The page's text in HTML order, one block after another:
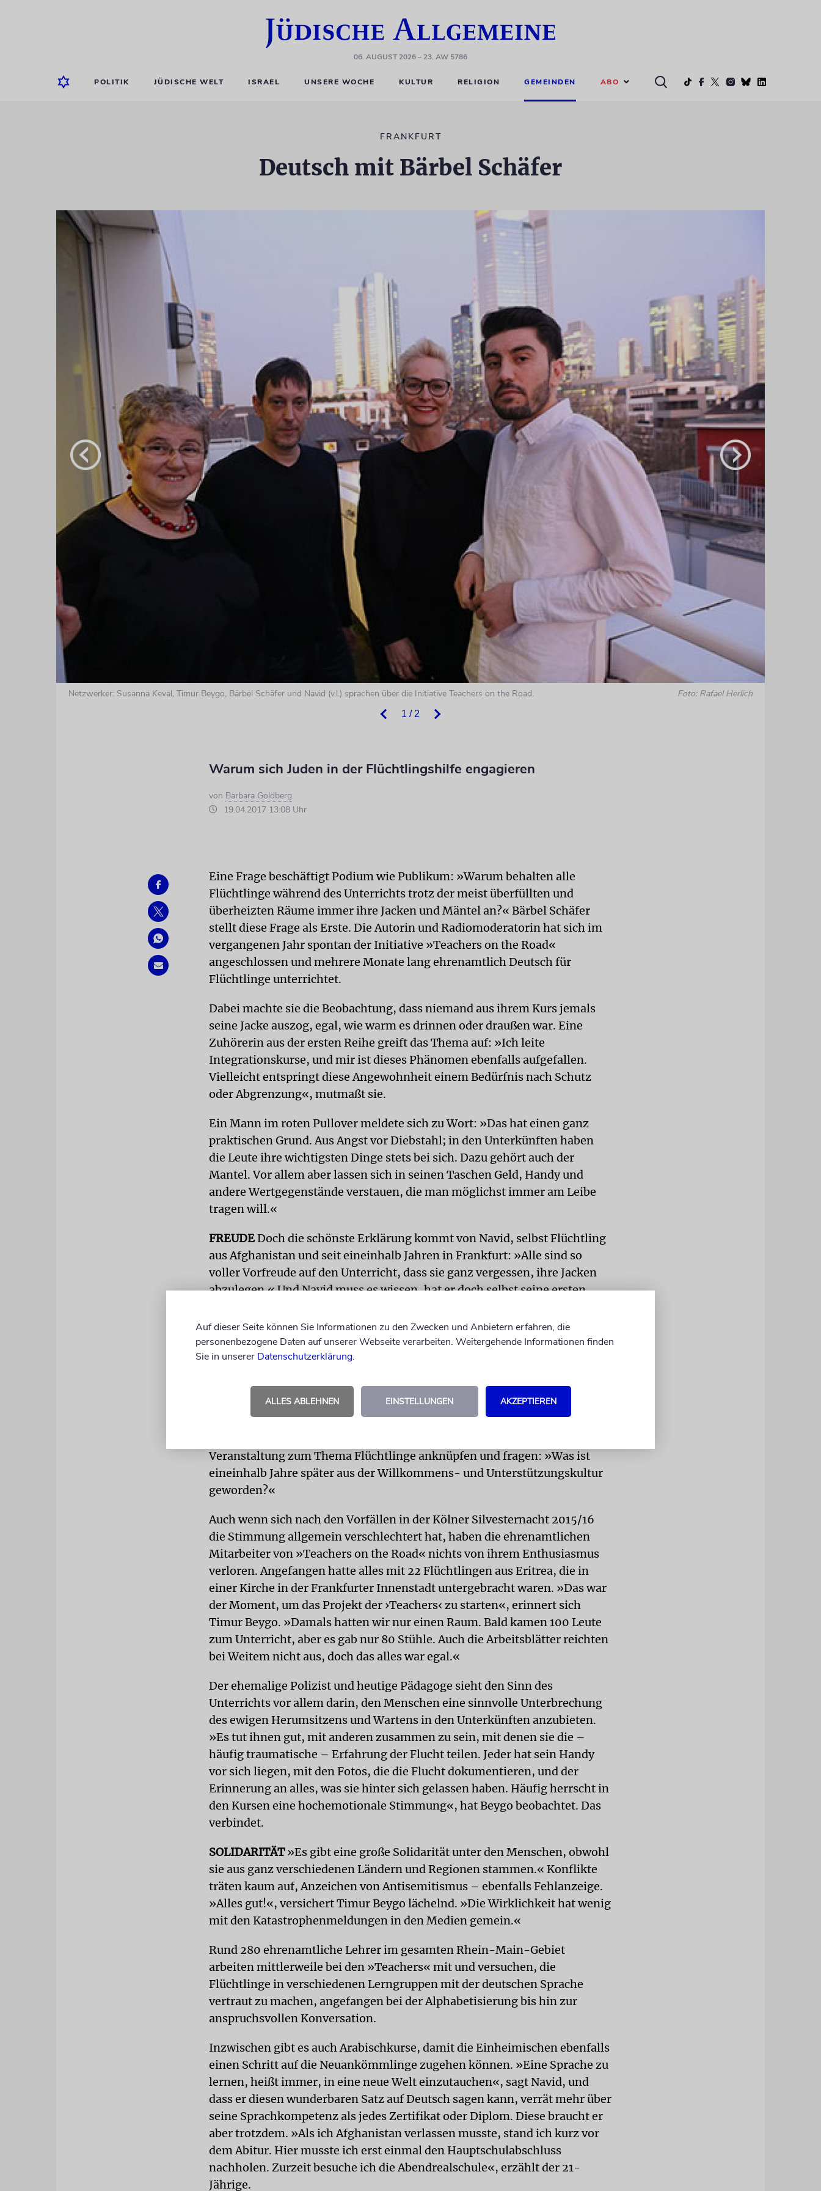
06. AUGUST 2026– 23. AW 5786
POLITIK JÜDISCHE WELT ISRAEL UNSERE WOCHE KULTUR RELIGION GEMEINDEN ABO
FRANKFURT
Deutsch mit Bärbel Schäfer
1 / 2
Netzwerker: Susanna Keval, Timur Beygo, Bärbel Schäfer und Navid (v.l.) sprachen über die Initiative Teachers on the Road. Foto: Rafael Herlich
Warum sich Juden in der Flüchtlingshilfe engagieren
von Barbara Goldberg
19.04.2017 13:08 Uhr
Eine Frage beschäftigt Podium wie Publikum: »Warum behalten alle
Flüchtlinge während des Unterrichts trotz der meist überfüllten und
überheizten Räume immer ihre Jacken und Mäntel an?« Bärbel Schäfer
stellt diese Frage als Erste. Die Autorin und Radiomoderatorin hat sich im
vergangenen Jahr spontan der Initiative »Teachers on the Road«
angeschlossen und mehrere Monate lang ehrenamtlich Deutsch für
Flüchtlinge unterrichtet.
Dabei machte sie die Beobachtung, dass niemand aus ihrem Kurs jemals
seine Jacke auszog, egal, wie warm es drinnen oder draußen war. Eine
Zuhörerin aus der ersten Reihe greift das Thema auf: »Ich leite
Integrationskurse, und mir ist dieses Phänomen ebenfalls aufgefallen.
Vielleicht entspringt diese Angewohnheit einem Bedürfnis nach Schutz
oder Abgrenzung«, mutmaßt sie.
Ein Mann im roten Pullover meldete sich zu Wort: »Das hat einen ganz
praktischen Grund. Aus Angst vor Diebstahl; in den Unterkünften haben
die Leute ihre wichtigsten Dinge stets bei sich. Dazu gehört auch der
Mantel. Vor allem aber lassen sich in seinen Taschen Geld, Handy und
andere Wertgegenstände verstauen, die man möglichst immer am Leibe
tragen will.«
FREUDEDoch die schönste Erklärung kommt von Navid, selbst Flüchtling
aus Afghanistan und seit eineinhalb Jahren in Frankfurt: »Alle sind so
voller Vorfreude auf den Unterricht, dass sie ganz vergessen, ihre Jacken
abzulegen.« Und Navid muss es wissen, hat er doch selbst seine ersten
Organisation »Netzwerk Konkrete Solidarität«, erworben.
Susanna Keval, Redakteurin der Frankfurter Gemeindezeitung, hat ihn,
zum Podiumsgespräch in den Frankfurter Gemeinderatssaal eingeladen,
um einmal, wie sie in ihrer Einführung erläutert, »die in der Öffentlichkeit
unbemerkten positiven Seiten der Immigration darzustellen«. Außerdem
Veranstaltung zum Thema Flüchtlinge anknüpfen und fragen: »Was ist
eineinhalb Jahre später aus der Willkommens- und Unterstützungskultur
geworden?«
Auch wenn sich nach den Vorfällen in der Kölner Silvesternacht 2015/16
die Stimmung allgemein verschlechtert hat, haben die ehrenamtlichen
Mitarbeiter von »Teachers on the Road« nichts von ihrem Enthusiasmus
verloren. Angefangen hatte alles mit 22 Flüchtlingen aus Eritrea, die in
einer Kirche in der Frankfurter Innenstadt untergebracht waren. »Das war
der Moment, um das Projekt der ›Teachers‹ zu starten«, erinnert sich
Timur Beygo. »Damals hatten wir nur einen Raum. Bald kamen 100 Leute
zum Unterricht, aber es gab nur 80 Stühle. Auch die Arbeitsblätter reichten
bei Weitem nicht aus, doch das alles war egal.«
Der ehemalige Polizist und heutige Pädagoge sieht den Sinn des
Unterrichts vor allem darin, den Menschen eine sinnvolle Unterbrechung
des ewigen Herumsitzens und Wartens in den Unterkünften anzubieten.
»Es tut ihnen gut, mit anderen zusammen zu sein, mit denen sie die –
häufig traumatische – Erfahrung der Flucht teilen. Jeder hat sein Handy
vor sich liegen, mit den Fotos, die die Flucht dokumentieren, und der
Erinnerung an alles, was sie hinter sich gelassen haben. Häufig herrscht in
den Kursen eine hochemotionale Stimmung«, hat Beygo beobachtet. Das
verbindet.
SOLIDARITÄT»Es gibt eine große Solidarität unter den Menschen, obwohl
sie aus ganz verschiedenen Ländern und Regionen stammen.« Konflikte
träten kaum auf, Anzeichen von Antisemitismus – ebenfalls Fehlanzeige.
»Alles gut!«, versichert Timur Beygo lächelnd. »Die Wirklichkeit hat wenig
mit den Katastrophenmeldungen in den Medien gemein.«
Rund 280 ehrenamtliche Lehrer im gesamten Rhein-Main-Gebiet
arbeiten mittlerweile bei den »Teachers« mit und versuchen, die
Flüchtlinge in verschiedenen Lerngruppen mit der deutschen Sprache
vertraut zu machen, angefangen bei der Alphabetisierung bis hin zur
anspruchsvollen Konversation.
Inzwischen gibt es auch Arabischkurse, damit die Einheimischen ebenfalls
einen Schritt auf die Neuankömmlinge zugehen können. »Eine Sprache zu
lernen, heißt immer, in eine neue Welt einzutauchen«, sagt Navid, und
dass er diesen wunderbaren Satz auf Deutsch sagen kann, verrät mehr über
seine Sprachkompetenz als jedes Zertifikat oder Diplom. Diese braucht er
aber trotzdem. »Als ich Afghanistan verlassen musste, stand ich kurz vor
dem Abitur. Hier musste ich erst einmal den Hauptschulabschluss
nachholen. Zurzeit besuche ich die Abendrealschule«, erzählt der 21-
Jährige.
Auf dieser Seite können Sie Informationen zu den Zwecken und Anbietern erfahren, die
personenbezogene Daten auf unserer Webseite verarbeiten. Weitergehende Informationen finden
Sie in unserer Datenschutzerklärung.
ALLES ABLEHNEN EINSTELLUNGEN AKZEPTIEREN